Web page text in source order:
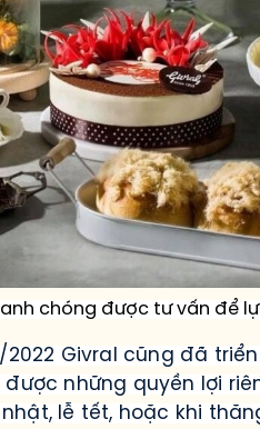
chóng được tư vấn để
Givral cũng đã
được những quyền lợi
lễ tết, hoặc khi